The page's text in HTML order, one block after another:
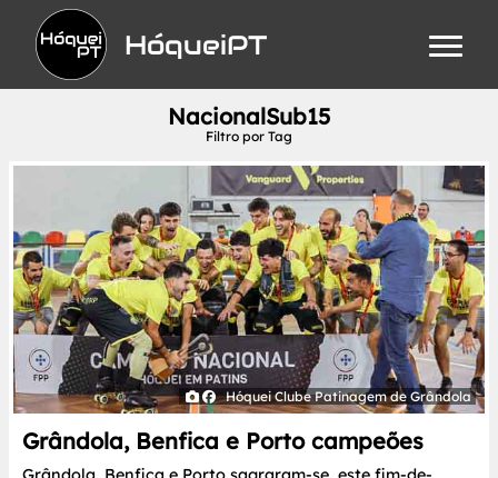
HóqueiPT
NacionalSub15
Filtro por Tag
Hóquei Clube Patinagem de Grândola
Grândola, Benfica e Porto campeões